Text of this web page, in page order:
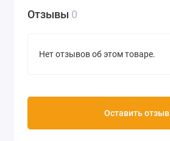
Отзывы 0
Нет отзывов об этом товаре.
Оставить отзыв